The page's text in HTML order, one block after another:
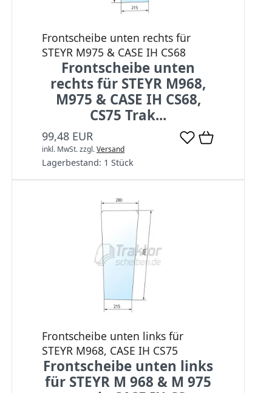
Frontscheibe unten rechts für
STEYR M975 & CASE IH CS68
Frontscheibe unten
rechts für STEYR M968,
M975 & CASE IH CS68,
CS75 Trak...
99,48 EUR
inkl. MwSt.zzgl.Versand
Lagerbestand: 1 Stück
Frontscheibe unten links für
STEYR M968, CASE IH CS75
Frontscheibe unten links
für STEYR M 968 & M 975